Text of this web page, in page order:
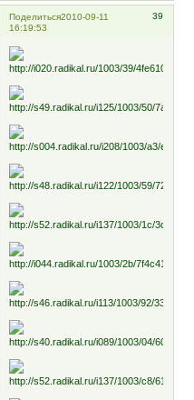
Поделиться 39
2010-09-11
16:19:53